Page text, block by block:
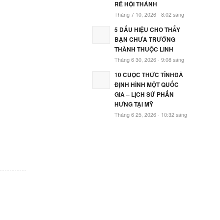
RẼ HỘI THÁNH
Tháng 7 10, 2026 - 8:02 sáng
5 DẤU HIỆU CHO THẤY
BẠN CHƯA TRƯỞNG
THÀNH THUỘC LINH
Tháng 6 30, 2026 - 9:08 sáng
10 CUỘC THỨC TỈNHĐÃ
ĐỊNH HÌNH MỘT QUỐC
GIA – LỊCH SỬ PHẤN
HƯNG TẠI MỸ
Tháng 6 25, 2026 - 10:32 sáng